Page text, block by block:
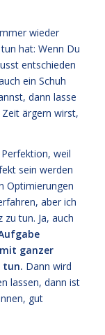
wieder
hat: Wenn Du
entschieden
ein Schuh
dann lasse
ärgern wirst,
weil
sein werden
Optimierungen
aber ich
tun. Ja, auch
ganzer
tun. Dann wird
lassen, dann ist
gut